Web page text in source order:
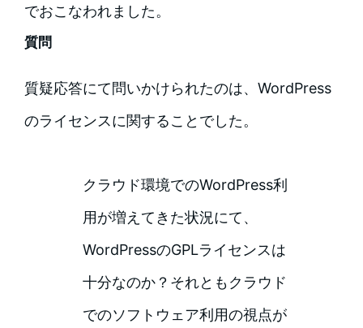
でおこなわれました。
質問
質疑応答にて問いかけられたのは、WordPress
のライセンスに関することでした。
クラウド環境でのWordPress利
用が増えてきた状況にて、
WordPressのGPLライセンスは
十分なのか？それともクラウド
でのソフトウェア利用の視点が